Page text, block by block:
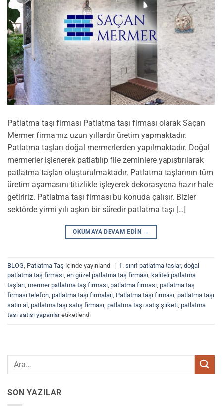
Patlatma taşı firması Patlatma taşı firması olarak Saçan
Mermer firmamız uzun yıllardır üretim yapmaktadır.
Patlatma taşları doğal mermerlerden yapılmaktadır. Doğal
mermerler işlenerek patlatılıp file zeminlere yapıştırılarak
patlatma taşları oluşturulmaktadır. Patlatma taşlarının tüm
üretim aşamasını titizlikle işleyerek dekorasyona hazır hale
getiririz. Patlatma taşı firması bu konuda çalışır. Bizler
sektörde yirmi yılı aşkın bir süredir patlatma taşı […]
OKUMAYA DEVAM EDIN →
BLOG, Patlatma Taş içinde yayınlandı | 1. sınıf patlatma taşlar, doğal
patlatma taş firması, en güzel patlatma taş firması, kaliteli patlatma
taşları, mermer patlatma taş firması, patlatma firması, patlatma taş
firması telefon, patlatma taşı firmaları, Patlatma taşı firması, patlatma taşı
satın al , patlatma taşı satış firması, patlatma taşı satış şirketi, patlatma
taşı satışı yapanlaretiketlendi
SON YAZILAR